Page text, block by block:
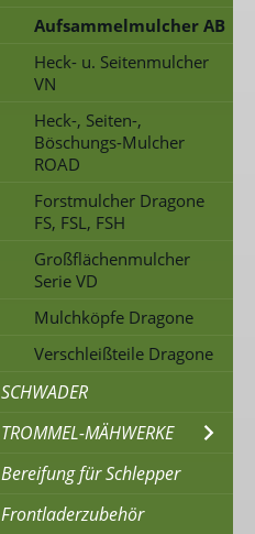
Aufsammelmulcher AB
Heck- u. Seitenmulcher
VN
Heck-, Seiten-,
Böschungs-Mulcher
ROAD
Forstmulcher Dragone
FS, FSL, FSH
Großflächenmulcher
Serie VD
Mulchköpfe Dragone
Verschleißteile Dragone
SCHWADER
TROMMEL-MÄHWERKE
Bereifung für Schlepper
Frontladerzubehör